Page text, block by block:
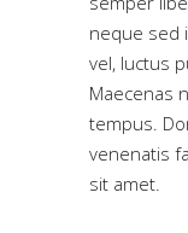
neque sed
vel, luctus
Maecenas
tempus.
venenatis
sit amet.